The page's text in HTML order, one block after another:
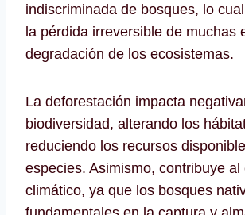
indiscriminada de bosques, lo
la pérdida irreversible de muchas
degradación de los ecosistemas.
La deforestación impacta
biodiversidad, alterando los
reduciendo los recursos
especies. Asimismo, contribuye al
climático, ya que los bosques